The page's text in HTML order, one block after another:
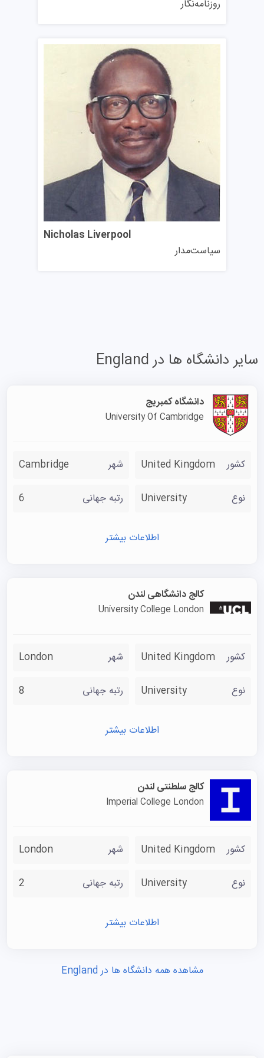
روزنامه‌نگار
Nicholas Liverpool
سیاست‌مدار
سایر دانشگاه ها در England
دانشگاه کمبریج
University Of Cambridge
کشور United Kingdom شهر Cambridge
نوع University رتبه جهانی 6
اطلاعات بیشتر
کالج دانشگاهی لندن
University College London
کشور United Kingdom شهر London
نوع University رتبه جهانی 8
اطلاعات بیشتر
کالج سلطنتی لندن
Imperial College London
کشور United Kingdom شهر London
نوع University رتبه جهانی 2
اطلاعات بیشتر
مشاهده همه دانشگاه ها در England